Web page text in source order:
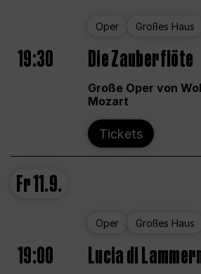
Oper Großes Haus
19:30 Die Zauberflöte
Große Oper von
Mozart
Tickets
Fr11.9.
Oper Großes Haus
19:00 Lucia di